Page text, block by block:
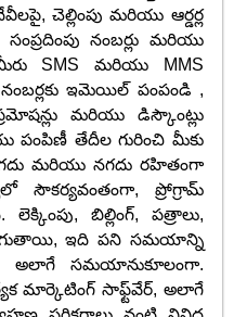
చెల్లింపు మరియు ఆర్డర్ల
నంబర్లు మరియు
SMS మరియు MMS
ఇమెయిల్ పంపండి ,
మరియు డిస్కౌంట్లు
పంపిణీ తేదీల గురించి మీకు
మరియు నగదు రహితంగా
సౌకర్యవంతంగా, ప్రోగ్రామ్
లెక్కింపు, బిల్లింగ్, పత్రాలు,
ఇది పని సమయాన్ని
అలాగే సమయానుకూలంగా.
మార్కెటింగ్ సాఫ్ట్‌వేర్, అలాగే